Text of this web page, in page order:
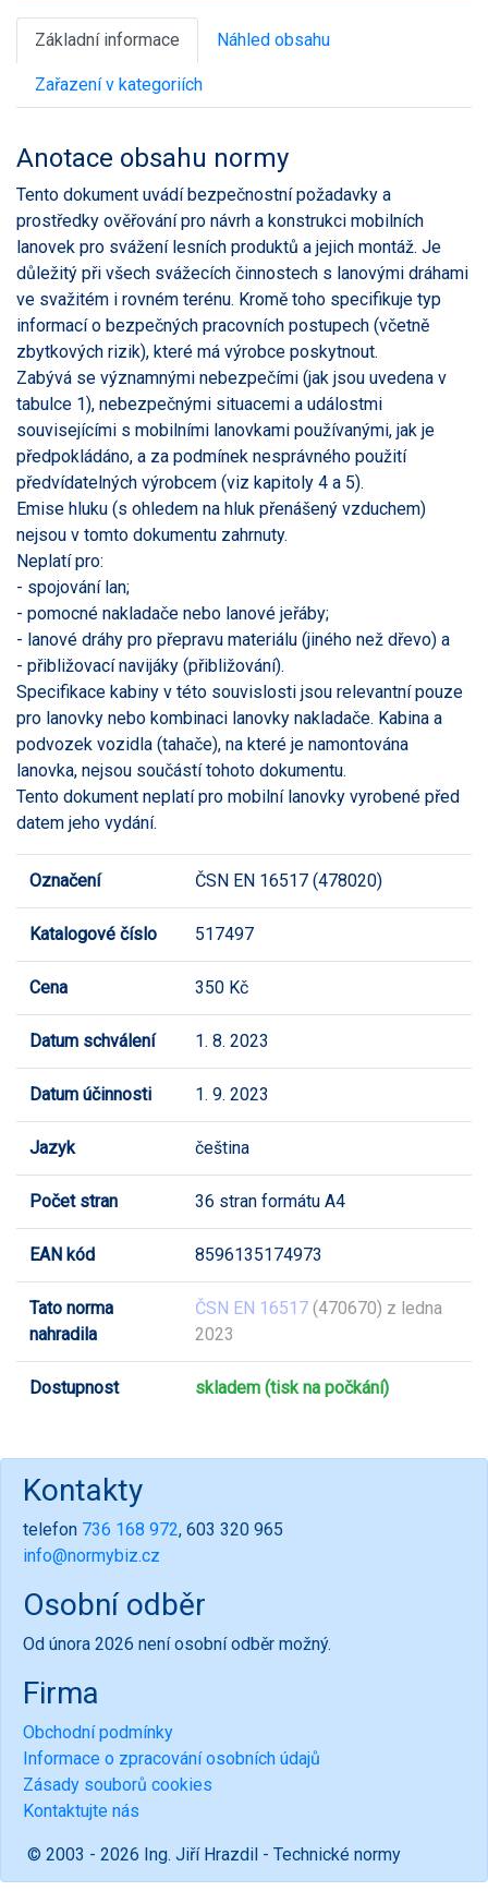
Základní informace Náhled obsahu
Zařazení v kategoriích
Anotace obsahu normy
Tento dokument uvádí bezpečnostní požadavky a
prostředky ověřování pro návrh a konstrukci mobilních
lanovek pro svážení lesních produktů a jejich montáž. Je
důležitý při všech svážecích činnostech s lanovými dráhami
ve svažitém i rovném terénu. Kromě toho specifikuje typ
informací o bezpečných pracovních postupech (včetně
zbytkových rizik), které má výrobce poskytnout.
Zabývá se významnými nebezpečími (jak jsou uvedena v
tabulce 1), nebezpečnými situacemi a událostmi
souvisejícími s mobilními lanovkami používanými, jak je
předpokládáno, a za podmínek nesprávného použití
předvídatelných výrobcem (viz kapitoly 4 a 5).
Emise hluku (s ohledem na hluk přenášený vzduchem)
nejsou v tomto dokumentu zahrnuty.
Neplatí pro:
- spojování lan;
- pomocné nakladače nebo lanové jeřáby;
- lanové dráhy pro přepravu materiálu (jiného než dřevo) a
- přibližovací navijáky (přibližování).
Specifikace kabiny v této souvislosti jsou relevantní pouze
pro lanovky nebo kombinaci lanovky nakladače. Kabina a
podvozek vozidla (tahače), na které je namontována
lanovka, nejsou součástí tohoto dokumentu.
Tento dokument neplatí pro mobilní lanovky vyrobené před
datem jeho vydání.
Označení ČSN EN 16517 (478020)
Katalogové číslo 517497
Cena 350 Kč
Datum schválení 1. 8. 2023
Datum účinnosti 1. 9. 2023
Jazyk čeština
Počet stran 36 stran formátu A4
EAN kód 8596135174973
Tato norma
nahradila
ČSN EN 16517 (470670) z ledna
2023
Dostupnost skladem (tisk na počkání)
Kontakty
telefon 736 168 972, 603 320 965
info@normybiz.cz
Osobní odběr
Od února 2026 není osobní odběr možný.
Firma
Obchodní podmínky
Informace o zpracování osobních údajů
Zásady souborů cookies
Kontaktujte nás
© 2003 - 2026 Ing. Jiří Hrazdil - Technické normy